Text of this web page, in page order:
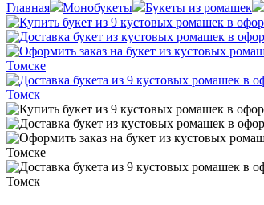
Главная Монобукеты Букеты из ромашек